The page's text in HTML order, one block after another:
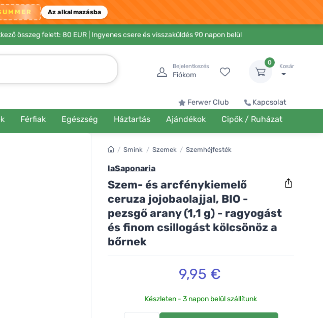
Az alkalmazásba
összeg felett: 80 EUR | Ingyenes csere és visszaküldés 90 napon belül
Bejelentkezés
Fiókom
0
Kosár
Ferwer Club Kapcsolat
Férfiak Egészség Háztartás Ajándékok Cipők / Ruházat
/ Smink / Szemek / Szemhéjfesték
laSaponaria
Szem- és arcfénykiemelő
ceruza jojobaolajjal, BIO -
pezsgő arany (1,1 g) - ragyogást
és finom csillogást kölcsönöz a
bőrnek
9,95 €
Készleten - 3 napon belül szállítunk